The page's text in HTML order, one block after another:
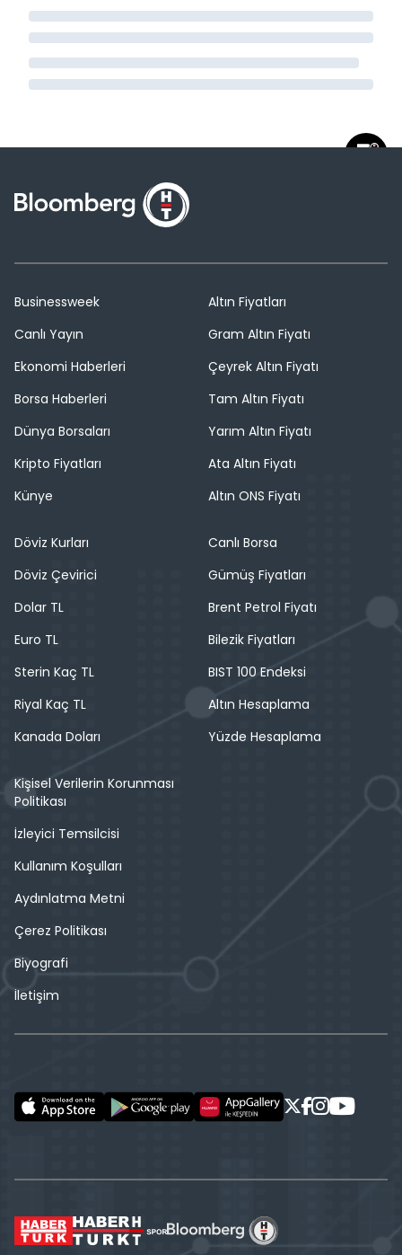
Businessweek
Canlı Yayın
Ekonomi Haberleri
Borsa Haberleri
Dünya Borsaları
Kripto Fiyatları
Künye
Altın Fiyatları
Gram Altın Fiyatı
Çeyrek Altın Fiyatı
Tam Altın Fiyatı
Yarım Altın Fiyatı
Ata Altın Fiyatı
Altın ONS Fiyatı
Döviz Kurları
Döviz Çevirici
Dolar TL
Euro TL
Sterin Kaç TL
Riyal Kaç TL
Kanada Doları
Canlı Borsa
Gümüş Fiyatları
Brent Petrol Fiyatı
Bilezik Fiyatları
BIST 100 Endeksi
Altın Hesaplama
Yüzde Hesaplama
Kişisel Verilerin Korunması
Politikası
İzleyici Temsilcisi
Kullanım Koşulları
Aydınlatma Metni
Çerez Politikası
Biyografi
İletişim